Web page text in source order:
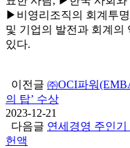
▶비영리조직의 회계투
및 기업의 발전과 회계의
있다.
이전글 ㈜OCI파워
의 탑’ 수상
2023-12-21
다음글 연세경영 주인기
헌액